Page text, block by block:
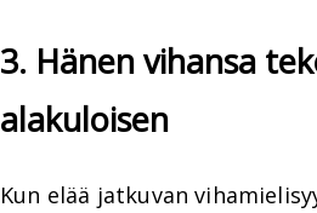
3. Hänen vihansa
alakuloisen
Kun elää jatkuvan